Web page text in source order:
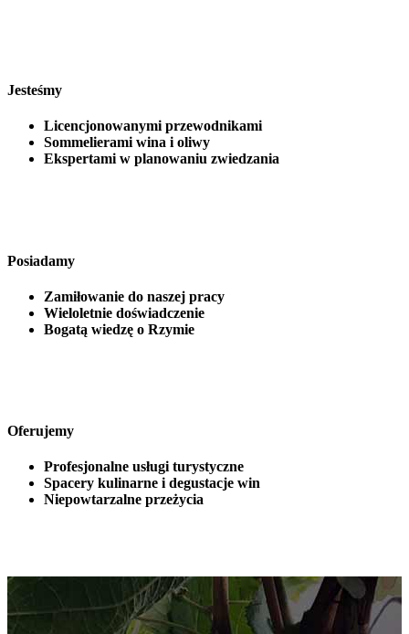
Jesteśmy
Licencjonowanymi przewodnikami
Sommelierami wina i oliwy
Ekspertami w planowaniu zwiedzania
Posiadamy
Zamiłowanie do naszej pracy
Wieloletnie doświadczenie
Bogatą wiedzę o Rzymie
Oferujemy
Profesjonalne usługi turystyczne
Spacery kulinarne i degustacje win
Niepowtarzalne przeżycia